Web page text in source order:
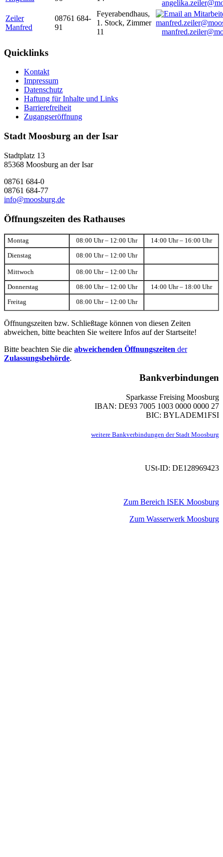
Zeiler
Manfred
08761 684-
91
Feyerabendhaus,
1. Stock, Zimmer
11
Quicklinks
Kontakt
Impressum
Datenschutz
Haftung für Inhalte und Links
Barrierefreiheit
Zugangseröffnung
Stadt Moosburg an der Isar
Stadtplatz 13
85368 Moosburg an der Isar
08761 684-0
08761 684-77
info@moosburg.de
Öffnungszeiten des Rathauses
Montag 08:00 Uhr – 12:00 Uhr 14:00 Uhr – 16:00 Uhr
Dienstag 08:00 Uhr – 12:00 Uhr
Mittwoch 08:00 Uhr – 12:00 Uhr
Donnerstag 08:00 Uhr – 12:00 Uhr 14:00 Uhr – 18:00 Uhr
Freitag 08:00 Uhr – 12:00 Uhr
Öffnungszeiten bzw. Schließtage können von diesen Zeiten
abweichen, bitte beachten Sie weitere Infos auf der Startseite!
Bitte beachten Sie die abweichenden Öffnungszeiten der
Zulassungsbehörde.
Bankverbindungen
Sparkasse Freising Moosburg
IBAN: DE93 7005 1003 0000 0000 27
BIC: BYLADEM1FSI
weitere Bankverbindungen der Stadt Moosburg
USt-ID: DE128969423
Zum Bereich ISEK Moosburg
Zum Wasserwerk Moosburg